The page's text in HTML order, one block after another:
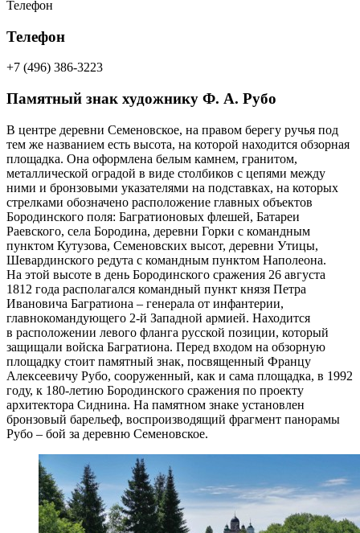
Телефон
Телефон
+7 (496) 386-3223
Памятный знак художнику Ф. А. Рубо
В центре деревни Семеновское, на правом берегу ручья под
тем же названием есть высота, на которой находится обзорная
площадка. Она оформлена белым камнем, гранитом,
металлической оградой в виде столбиков с цепями между
ними и бронзовыми указателями на подставках, на которых
стрелками обозначено расположение главных объектов
Бородинского поля: Багратионовых флешей, Батареи
Раевского, села Бородина, деревни Горки с командным
пунктом Кутузова, Семеновских высот, деревни Утицы,
Шевардинского редута с командным пунктом Наполеона.
На этой высоте в день Бородинского сражения 26 августа
1812 года располагался командный пункт князя Петра
Ивановича Багратиона – генерала от инфантерии,
главнокомандующего 2-й Западной армией. Находится
в расположении левого фланга русской позиции, который
защищали войска Багратиона. Перед входом на обзорную
площадку стоит памятный знак, посвященный Францу
Алексеевичу Рубо, сооруженный, как и сама площадка, в 1992
году, к 180-летию Бородинского сражения по проекту
архитектора Сиднина. На памятном знаке установлен
бронзовый барельеф, воспроизводящий фрагмент панорамы
Рубо – бой за деревню Семеновское.